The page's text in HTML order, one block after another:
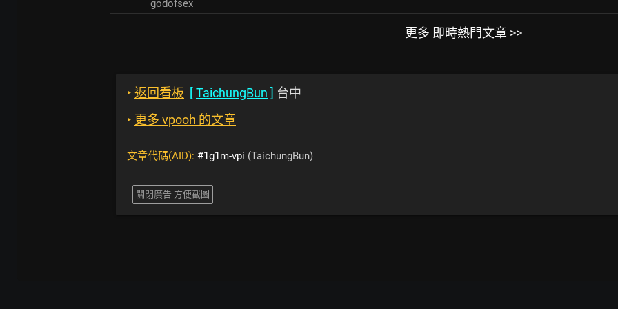
godofsex
更多 即時熱門文章 >>
‣ 返回看板 [TaichungBun ] 台中
‣ 更多 vpooh 的文章
文章代碼(AID): #1g1m-vpi (TaichungBun)
關閉廣告 方便截圖